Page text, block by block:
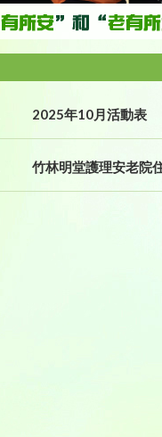
2025年10月活動表
竹林明堂護理安老院